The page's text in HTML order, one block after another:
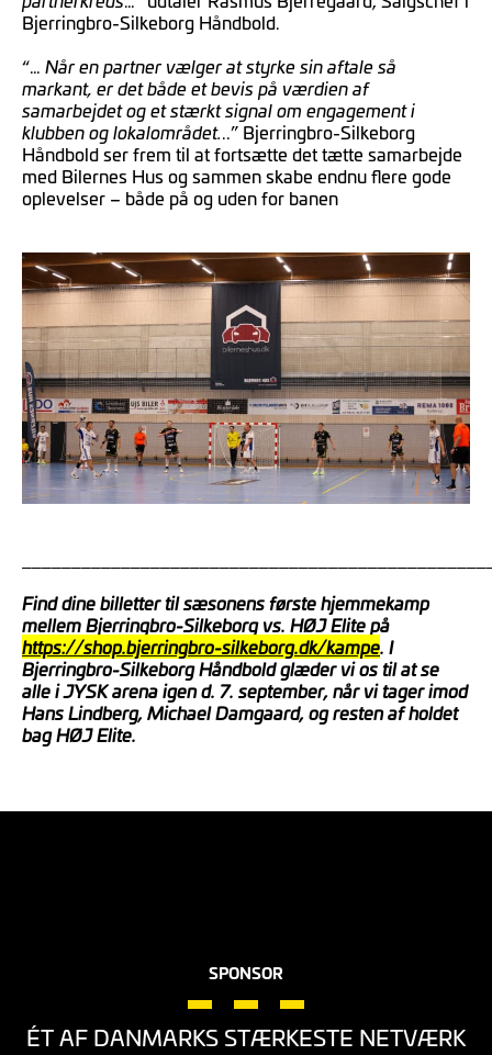
Bjerringbro-Silkeborg Håndbold.
“… Når en partner vælger at styrke sin aftale så
markant, er det både et bevis på værdien af
samarbejdet og et stærkt signal om engagement i
klubben og lokalområdet...” Bjerringbro-Silkeborg
Håndbold ser frem til at fortsætte det tætte samarbejde
med Bilernes Hus og sammen skabe endnu flere gode
oplevelser – både på og uden for banen
Find dine billetter til sæsonens første hjemmekamp
mellem Bjerringbro-Silkeborg vs. HØJ Elite på
https://shop.bjerringbro-silkeborg.dk/kampe. I
Bjerringbro-Silkeborg Håndbold glæder vi ostil at se
alle i JYSK arena igen d. 7. september, når vi tager imod
Hans Lindberg, Michael Damgaard, og resten af holdet
bag HØJ Elite.
SPONSOR
ÉT AF DANMARKS STÆRKESTE NETVÆRK